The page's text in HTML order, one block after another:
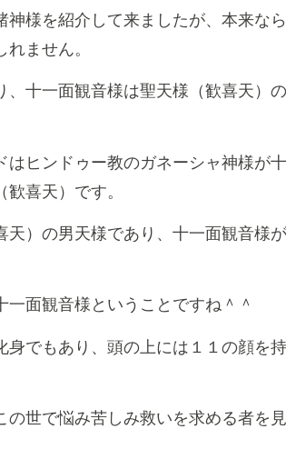
様を紹介して来ましたが、本来な
ません。
十一面観音様は聖天様（歓喜天）
ヒンドゥー教のガネーシャ神様が
喜天）です。
）の男天様であり、十一面観音様
面観音様ということですね＾＾
でもあり、頭の上には１１の顔を
世で悩み苦しみ救いを求める者を